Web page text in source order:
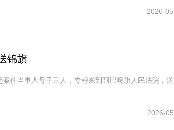
2026-
锦旗
件当事人母子三人，专程来到阿巴嘎旗人民法院，送
2026-